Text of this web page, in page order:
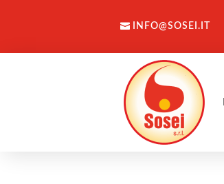
INFO@SOSEI.IT